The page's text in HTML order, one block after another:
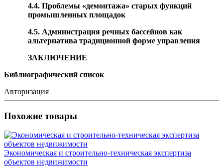
4.4. Проблемы «демонтажа» старых функций
промышленных площадок
4.5. Администрация речных бассейнов как
альтернатива традиционной форме управления
ЗАКЛЮЧЕНИЕ
Библиографический список
Авторизация
Похожие товары
Экономическая и строительно-техническая экспертиза
объектов недвижимости